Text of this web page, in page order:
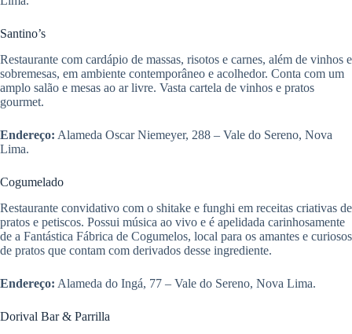
Santino’s
Restaurante com cardápio de massas, risotos e carnes, além de vinhos e
sobremesas, em ambiente contemporâneo e acolhedor. Conta com um
amplo salão e mesas ao ar livre. Vasta cartela de vinhos e pratos
gourmet.
Endereço: Alameda Oscar Niemeyer, 288 – Vale do Sereno, Nova
Lima.
Cogumelado
Restaurante convidativo com o shitake e funghi em receitas criativas de
pratos e petiscos. Possui música ao vivo e é apelidada carinhosamente
de a Fantástica Fábrica de Cogumelos, local para os amantes e curiosos
de pratos que contam com derivados desse ingrediente.
Endereço: Alameda do Ingá, 77 – Vale do Sereno, Nova Lima.
Dorival Bar & Parrilla